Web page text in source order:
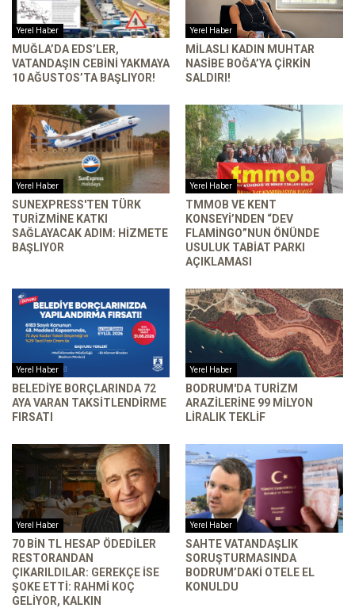
Yerel Haber
MUĞLA’DA EDS’LER,
VATANDAŞIN CEBINI YAKMAYA
10 AĞUSTOS’TA BAŞLIYOR!
Yerel Haber
MILASLI KADIN MUHTAR
NASIBE BOĞA’YA ÇIRKIN
SALDIRI!
Yerel Haber
SUNEXPRESS'TEN TÜRK
TURIZMINE KATKI
SAĞLAYACAK ADIM: HIZMETE
BAŞLIYOR
Yerel Haber
TMMOB VE KENT
KONSEYI’NDEN “DEV
FLAMINGO”NUN ÖNÜNDE
USULUK TABIAT PARKI
AÇIKLAMASI
Yerel Haber
BELEDIYE BORÇLARINDA 72
AYA VARAN TAKSITLENDIRME
FIRSATI
Yerel Haber
BODRUM'DA TURIZM
ARAZILERINE 99 MILYON
LIRALIK TEKLIF
Yerel Haber
70 BIN TL HESAP ÖDEDILER
RESTORANDAN
ÇIKARILDILAR: GEREKÇE ISE
ŞOKE ETTI: RAHMI KOÇ
GELIYOR, KALKIN
Yerel Haber
SAHTE VATANDAŞLIK
SORUŞTURMASINDA
BODRUM’DAKI OTELE EL
KONULDU